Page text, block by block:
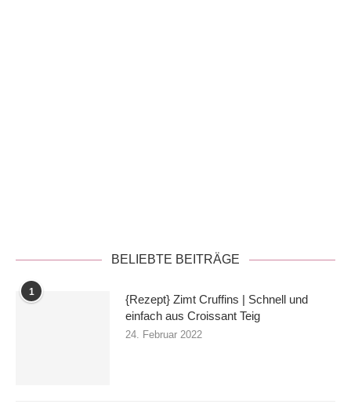
BELIEBTE BEITRÄGE
1
{Rezept} Zimt Cruffins | Schnell und
einfach aus Croissant Teig
24. Februar 2022